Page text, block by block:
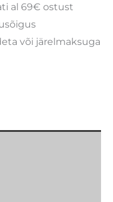
al 69€ ostust
või järelmaksuga